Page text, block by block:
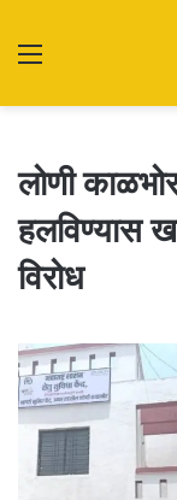
लोणी
हलविण्यास
विरोध